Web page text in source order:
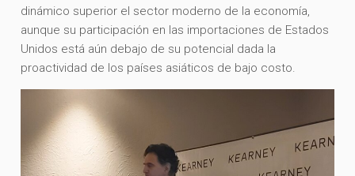
dinámico superior el sector moderno de la economía,
aunque su participación en las importaciones de Estados
Unidos está aún debajo de su potencial dada la
proactividad de los países asiáticos de bajo costo.